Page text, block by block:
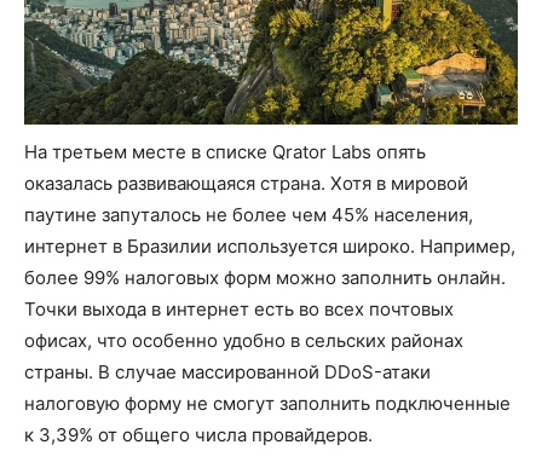
На третьем месте в списке Qrator Labs опять
оказалась развивающаяся страна. Хотя в мировой
паутине запуталось не более чем 45% населения,
интернет в Бразилии используется широко. Например,
более 99% налоговых форм можно заполнить онлайн.
Точки выхода в интернет есть во всех почтовых
офисах, что особенно удобно в сельских районах
страны. В случае массированной DDoS-атаки
налоговую форму не смогут заполнить подключенные
к 3,39% от общего числа провайдеров.